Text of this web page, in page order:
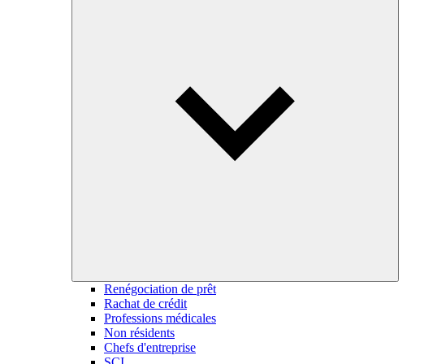
Renégociation de prêt
Rachat de crédit
Professions médicales
Non résidents
Chefs d'entreprise